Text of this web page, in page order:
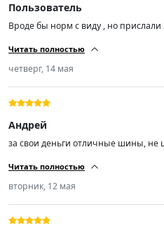
Пользователь
Вроде бы норм с виду , но
пришли Trazano ZuperEco Z-107
Читать полностью
четверг, 14 мая
Андрей
за свои деньги отличные шины, не
Читать полностью
вторник, 12 мая